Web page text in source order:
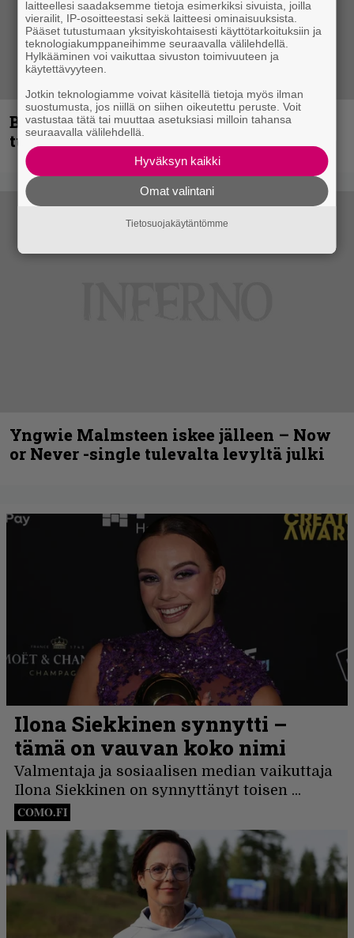
Blind Channel palaa rytinällä –
tuplasingle videoineen julki
Yngwie Malmsteen iskee jälleen – Now
or Never -single tulevalta levyltä julki
laitteellesi saadaksemme tietoja esimerkiksi sivuista, joilla
vierailit, IP-osoitteestasi sekä laitteesi ominaisuuksista.
Pääset tutustumaan yksityiskohtaisesti käyttötarkoituksiin ja
teknologiakumppaneihimme seuraavalla välilehdellä.
Hylkääminen voi vaikuttaa sivuston toimivuuteen ja
käytettävyyteen.
Jotkin teknologiamme voivat käsitellä tietoja myös ilman
suostumusta, jos niillä on siihen oikeutettu peruste. Voit
vastustaa tätä tai muuttaa asetuksiasi milloin tahansa
seuraavalla välilehdellä.
Hyväksyn kaikki
Omat valintani
Tietosuojakäytäntömme